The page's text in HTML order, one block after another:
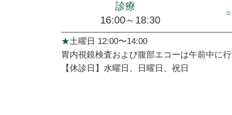
★土曜日 12:00〜14:00
胃内視鏡検査および腹部エコーは午前中に行
【休診日】水曜日、日曜日、祝日
診療
16:00～18:30
○